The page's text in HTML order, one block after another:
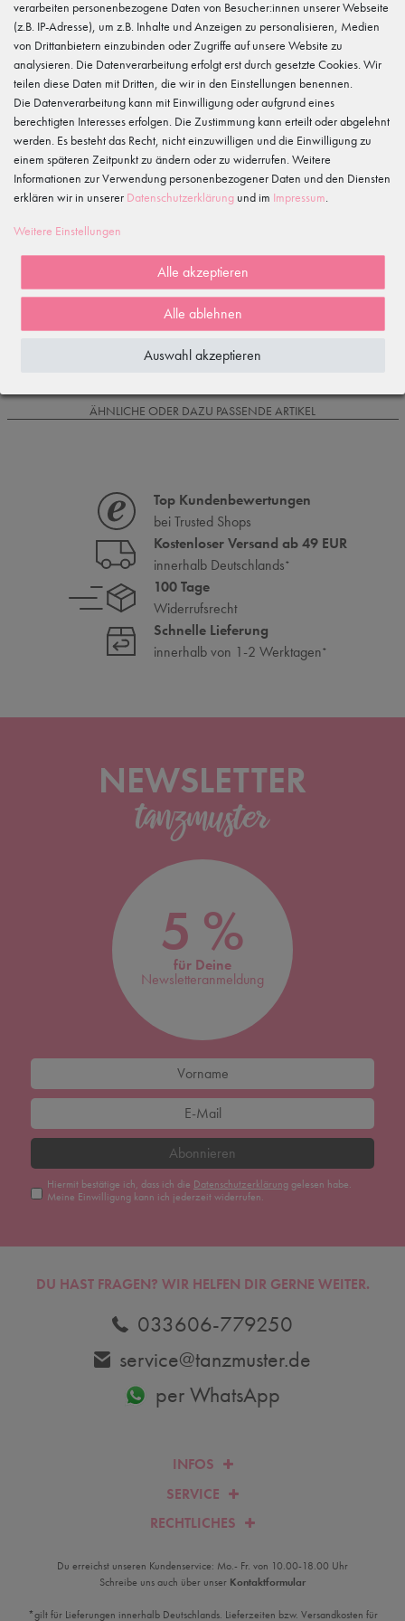
tanzmuster
Gewerbeparkring 2, 15299 Müllrose, Deutschland
service@tanzmuster.de
033606-779250
Merkmale
Kundenrezensionen ()
5
3
2
Rezensionen werden geladen...
WIRD OFT GEKAUFT MIT...
ÄHNLICHE ODER DAZU PASSENDE ARTIKEL
Top Kundenbewertungen
bei Trusted Shops
Kostenloser Versand ab 49 EUR
innerhalb Deutschlands*
100 Tage
Widerrufsrecht
Schnelle Lieferung
innerhalb von 1-2 Werktagen*
NEWSLETTER
5 %
für Deine
Newsletteranmeldung
Abonnieren
Hiermit bestätige ich, dass ich die Daten­schutz­erklärunggelesen habe.
Meine Einwilligung kann ich jederzeit widerrufen.
INFOS
SERVICE
RECHTLICHES
DU HAST FRAGEN? WIR HELFEN DIR GERNE WEITER.
033606-779250
service@tanzmuster.de
per WhatsApp
Du erreichst unseren Kundenservice: Mo.- Fr. von 10.00-18.00 Uhr
Schreibe uns auch über unser Kontaktformular
*gilt für Lieferungen innerhalb Deutschlands. Lieferzeiten bzw. Versandkosten für
verarbeiten personenbezogene Daten von Besucher:innen unserer Webseite
(z.B. IP-Adresse), um z.B. Inhalte und Anzeigen zu personalisieren, Medien
von Drittanbietern einzubinden oder Zugriffe auf unsere Website zu
analysieren. Die Datenverarbeitung erfolgt erst durch gesetzte Cookies. Wir
teilen diese Daten mit Dritten, die wir in den Einstellungen benennen.
Die Datenverarbeitung kann mit Einwilligung oder aufgrund eines
berechtigten Interesses erfolgen. Die Zustimmung kann erteilt oder abgelehnt
werden. Es besteht das Recht, nicht einzuwilligen und die Einwilligung zu
einem späteren Zeitpunkt zu ändern oder zu widerrufen. Weitere
Informationen zur Verwendung personenbezogener Daten und den Diensten
erklären wir in unserer Daten­schutz­erklärung und im Impressum
Weitere Einstellungen
Alle akzeptieren
Alle ablehnen
Auswahl akzeptieren